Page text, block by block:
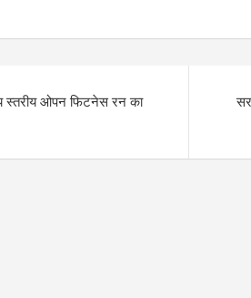
e
a
ail py
n
ar
स्तरीय ओपन फिटनेस रन का